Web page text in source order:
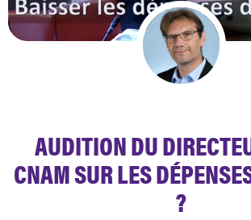
AUDITION DU
CNAM SUR LES
?